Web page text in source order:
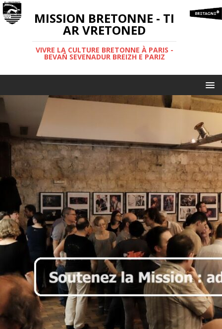
MISSION BRETONNE - TI
AR VRETONED
VIVRE LA CULTURE BRETONNE À PARIS -
BEVAÑ SEVENADUR BREIZH E PARIZ